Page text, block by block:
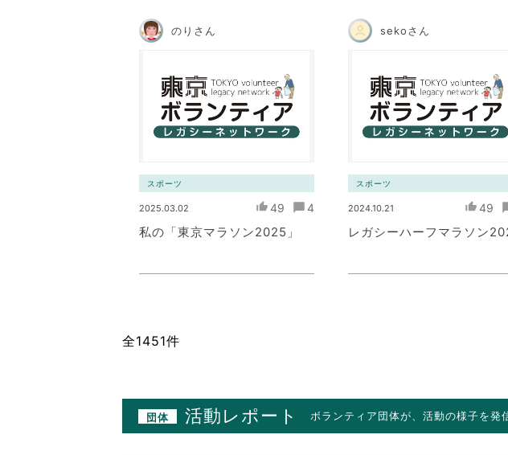
のりさん
スポーツ
2025.03.02 49 4
私の「東京マラソン2025」
sekoさん
スポーツ
2024.10.21 49
レガシーハーフマラソン
全1451件
団体 活動レポート ボランティア団体が、活動の様子を発